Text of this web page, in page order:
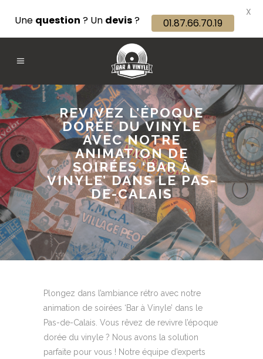
REVIVEZ L’ÉPOQUE
DORÉE DU VINYLE
AVEC NOTRE
ANIMATION DE
SOIRÉES ‘BAR À
VINYLE’ DANS LE PAS-
DE-CALAIS
Plongez dans l’ambiance rétro avec notre
animation de soirées ‘Bar à Vinyle’ dans le
Pas-de-Calais. Vous rêvez de revivre l’époque
dorée du vinyle ? Nous avons la solution
parfaite pour vous ! Notre équipe d’experts
Une question ? Un devis? 01.87.66.70.19
X